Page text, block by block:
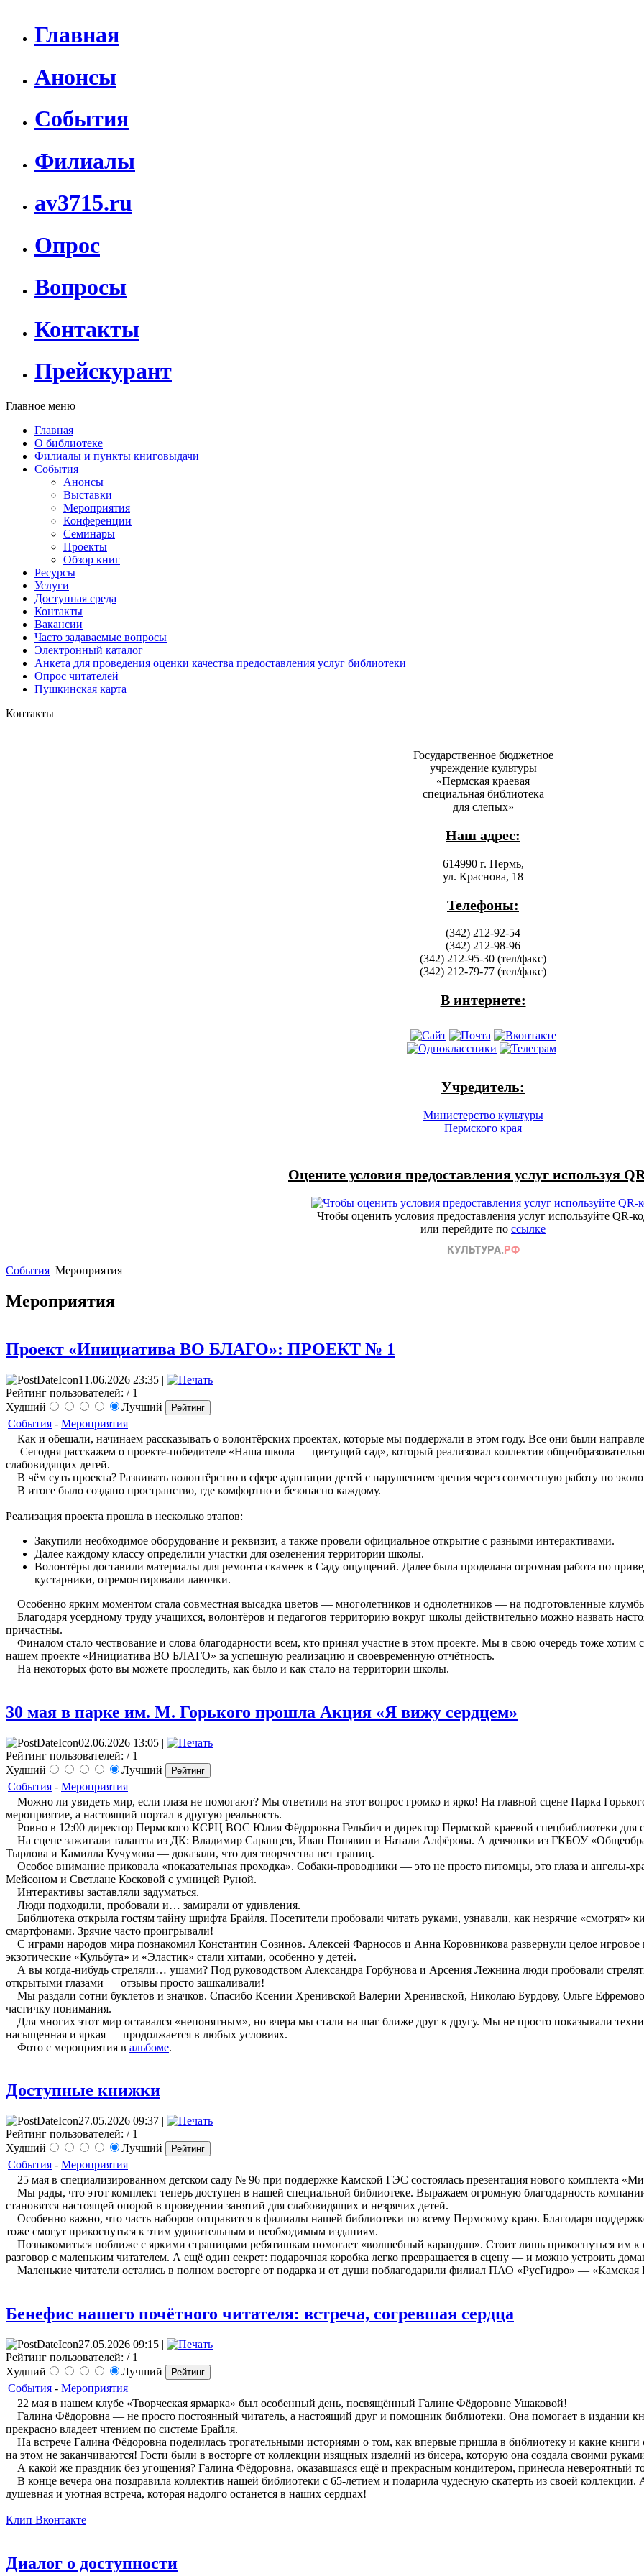
Главная
Анонсы
События
Филиалы
av3715.ru
Опрос
Вопросы
Контакты
Прейскурант
Главное меню
Главная
О библиотеке
Филиалы и пункты книговыдачи
События
Анонсы
Выставки
Мероприятия
Конференции
Семинары
Проекты
Обзор книг
Ресурсы
Услуги
Доступная среда
Контакты
Вакансии
Часто задаваемые вопросы
Электронный каталог
Анкета для проведения оценки качества предоставления услуг библиотеки
Опрос читателей
Пушкинская карта
Контакты
Государственное бюджетное
учреждение культуры
«Пермская краевая
специальная библиотека
для слепых»
Наш адрес:
614990 г. Пермь,
ул. Краснова, 18
Телефоны:
(342) 212-92-54
(342) 212-98-96
(342) 212-95-30 (тел/факс)
(342) 212-79-77 (тел/факс)
В интернете:
Учредитель:
Министерство культуры
Пермского края
Оцените условия предоставления услуг используя
Чтобы оценить условия предоставления услуг используйте QR-
или перейдите по ссылке
События Мероприятия
Мероприятия
Проект «Инициатива ВО БЛАГО»: ПРОЕКТ № 1
11.06.2026 23:35 |
Рейтинг пользователей: / 1
Худший
Лучший
События - Мероприятия
Как и обещали, начинаем рассказывать о волонтёрских проектах, которые мы поддержали в этом году. Все они были
Сегодня расскажем о проекте-победителе «Наша школа — цветущий сад», который реализовал коллектив
слабовидящих детей.
В чём суть проекта? Развивать волонтёрство в сфере адаптации детей с нарушением зрения через совместную работу по
В итоге было создано пространство, где комфортно и безопасно каждому.
Реализация проекта прошла в несколько этапов:
Закупили необходимое оборудование и реквизит, а также провели официальное открытие с разными интерактивами.
Далее каждому классу определили участки для озеленения территории школы.
Волонтёры доставили материалы для ремонта скамеек в Саду ощущений. Далее была проделана огромная работа по
кустарники, отремонтировали лавочки.
Особенно ярким моментом стала совместная высадка цветов — многолетников и однолетников — на подготовленные
Благодаря усердному труду учащихся, волонтёров и педагогов территорию вокруг школы действительно можно назвать
причастны.
Финалом стало чествование и слова благодарности всем, кто принял участие в этом проекте. Мы в свою очередь тоже хотим
нашем проекте «Инициатива ВО БЛАГО» за успешную реализацию и своевременную отчётность.
На некоторых фото вы можете проследить, как было и как стало на территории школы.
30 мая в парке им. М. Горького прошла Акция «Я вижу сердцем»
02.06.2026 13:05 |
Рейтинг пользователей: / 1
Худший
Лучший
События - Мероприятия
Можно ли увидеть мир, если глаза не помогают? Мы ответили на этот вопрос громко и ярко! На главной сцене Парка
мероприятие, а настоящий портал в другую реальность.
Ровно в 12:00 директор Пермского КСРЦ ВОС Юлия Фёдоровна Гельбич и директор Пермской краевой спецбиблиотеки для
На сцене зажигали таланты из ДК: Владимир Саранцев, Иван Понявин и Натали Алфёрова. А девчонки из ГКБОУ
Тырлова и Камилла Кучумова — доказали, что для творчества нет границ.
Особое внимание приковала «показательная проходка». Собаки-проводники — это не просто питомцы, это глаза и ангелы-
Мейсоном и Светлане Косковой с умницей Руной.
Интерактивы заставляли задуматься.
Люди подходили, пробовали и… замирали от удивления.
Библиотека открыла гостям тайну шрифта Брайля. Посетители пробовали читать руками, узнавали, как незрячие «смотрят»
смартфонами. Зрячие часто проигрывали!
С играми народов мира познакомил Константин Созинов. Алексей Фарносов и Анна Коровникова развернули целое
экзотические «Кульбута» и «Эластик» стали хитами, особенно у детей.
А вы когда-нибудь стреляли… ушами? Под руководством Александра Горбунова и Арсения Лежнина люди пробовали
открытыми глазами — отзывы просто зашкаливали!
Мы раздали сотни буклетов и значков. Спасибо Ксении Хренивской Валерии Хренивской, Николаю Бурдову, Ольге
частичку понимания.
Для многих этот мир оставался «непонятным», но вчера мы стали на шаг ближе друг к другу. Мы не просто показывали
насыщенная и яркая — продолжается в любых условиях.
Фото с мероприятия в альбоме.
Доступные книжки
27.05.2026 09:37 |
Рейтинг пользователей: / 1
Худший
Лучший
События - Мероприятия
25 мая в специализированном детском саду № 96 при поддержке Камской ГЭС состоялась презентация нового комплекта
Мы рады, что этот комплект теперь доступен в нашей специальной библиотеке. Выражаем огромную благодарность
становятся настоящей опорой в проведении занятий для слабовидящих и незрячих детей.
Особенно важно, что часть наборов отправится в филиалы нашей библиотеки по всему Пермскому краю. Благодаря
тоже смогут прикоснуться к этим удивительным и необходимым изданиям.
Познакомиться поближе с яркими страницами ребятишкам помогает «волшебный карандаш». Стоит лишь прикоснуться им
разговор с маленьким читателем. А ещё один секрет: подарочная коробка легко превращается в сцену — и можно устроить
Маленькие читатели остались в полном восторге от подарка и от души поблагодарили филиал ПАО «РусГидро» —
Бенефис нашего почётного читателя: встреча, согревшая сердца
27.05.2026 09:15 |
Рейтинг пользователей: / 1
Худший
Лучший
События - Мероприятия
22 мая в нашем клубе «Творческая ярмарка» был особенный день, посвящённый Галине Фёдоровне Ушаковой!
Галина Фёдоровна — не просто постоянный читатель, а настоящий друг и помощник библиотеки. Она помогает в издании
прекрасно владеет чтением по системе Брайля.
На встрече Галина Фёдоровна поделилась трогательными историями о том, как впервые пришла в библиотеку и какие
на этом не заканчиваются! Гости были в восторге от коллекции изящных изделий из бисера, которую она создала своими
А какой же праздник без угощения? Галина Фёдоровна, оказавшаяся ещё и прекрасным кондитером, принесла невероятный
В конце вечера она поздравила коллектив нашей библиотеки с 65-летием и подарила чудесную скатерть из своей
душевная и уютная встреча, которая надолго останется в наших сердцах!
Клип Вконтакте
Диалог о доступности